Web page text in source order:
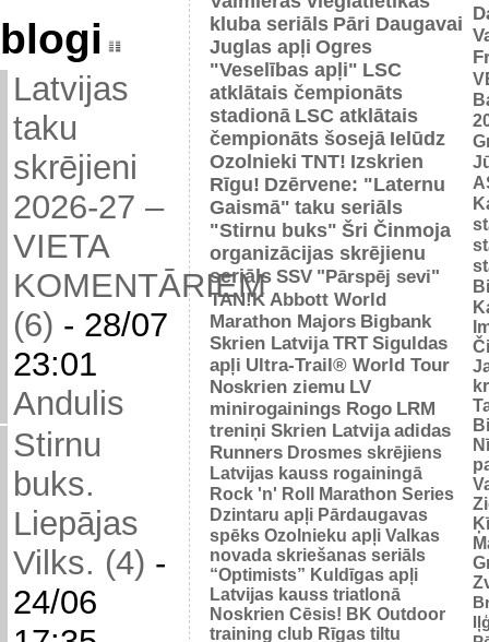
blogi
Latvijas
taku
skrējieni
2026-27 –
VIETA
KOMENTĀRIEM
(6) - 28/07
23:01
Andulis
Stirnu
buks.
Liepājas
Vilks. (4) -
24/06
kluba seriāls Pāri Daugavai
Juglas apļi Ogres
"Veselības apļi" LSC
atklātais čempionāts
stadionā LSC atklātais
čempionāts šosejā Ielūdz
Ozolnieki TNT! Izskrien
Rīgu! Dzērvene: "Laternu
Gaismā" taku seriāls
"Stirnu buks" Šri Činmoja
organizācijas skrējienu
seriāls SSV "Pārspēj sevi"
TAN!K Abbott World
Marathon Majors Bigbank
Skrien Latvija TRT Siguldas
apļi Ultra-Trail® World Tour
Noskrien ziemu LV
minirogainings Rogo LRM
treniņi Skrien Latvija adidas
Runners Drosmes skrējiens
Latvijas kauss rogainingā
Rock 'n' Roll Marathon Series
Dzintaru apļi Pārdaugavas
spēks Ozolnieku apļi Valkas
novada skriešanas seriāls
“Optimists” Kuldīgas apļi
Latvijas kauss triatlonā
Noskrien Cēsis! BK Outdoor
training club Rīgas tiltu